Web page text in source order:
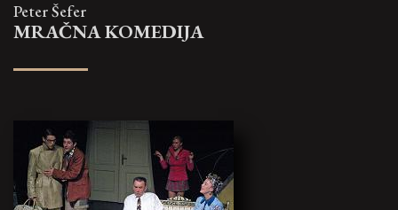
Peter Šefer
MRAČNA KOMEDIJA